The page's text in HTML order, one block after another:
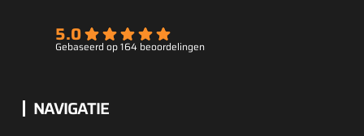
5.0
Gebaseerd op 164 beoordelingen
NAVIGATIE